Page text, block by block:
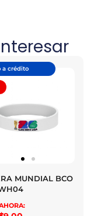
a crédito
MUNDIAL BCO